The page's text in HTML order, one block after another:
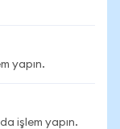
yapın.
işlem yapın.